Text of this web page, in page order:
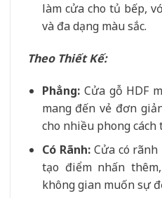
làm cửa cho tủ bếp,
và đa dạng màu sắc.
Theo Thiết Kế:
Phẳng:Cửa gỗ HDF
mang đến vẻ đơn
cho nhiều phong cách
Có Rãnh:Cửa có rãnh
tạo điểm nhấn
không gian muốn sự